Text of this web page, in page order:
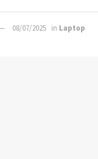
08/07/2025 in Laptop